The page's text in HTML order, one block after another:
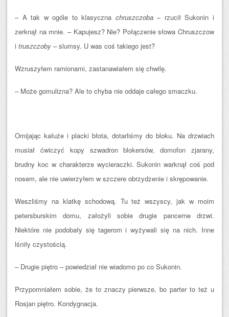
– A tak w ogóle to klasyczna chruszczoba– rzucił Sukonin i
zerknął na mnie. – Kapujesz? Nie? Połączenie słowa Chruszczow
i truszczoby – slumsy. U was coś takiego jest?
Wzruszyłem ramionami, zastanawiałem się chwilę.
– Może gomulizna? Ale to chyba nie oddaje całego smaczku.
Omijając kałuże i placki błota, dotarliśmy do bloku. Na drzwiach
musiał ćwiczyć kopy szwadron blokersów, domofon zjarany,
brudny koc w charakterze wycieraczki. Sukonin warknął coś pod
nosem, ale nie uwierzyłem w szczere obrzydzenie i skrępowanie.
Weszliśmy na klatkę schodową. Tu też wszyscy, jak w moim
petersburskim domu, założyli sobie drugie pancerne drzwi.
Niektóre nie podobały się tagerom i wyżywali się na nich. Inne
lśniły czystością.
– Drugie piętro – powiedział nie wiadomo po co Sukonin.
Przypomniałem sobie, że to znaczy pierwsze, bo parter to też u
Rosjan piętro. Kondygnacja.